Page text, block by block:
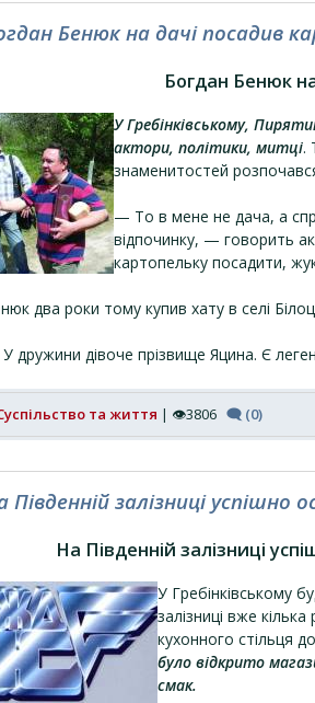
Бенюк на дачі посадив
Богдан Бенюк
У Гребінківському,
актори, політики, митці.
знаменитостей
— То в мене не дача, а
відпочинку, — говорить
картопельку посадити,
два роки тому купив хату в селі
дружини дівоче прізвище Яцина. Є
та життя | 👁3806 🗨 (0)
Південній залізниці успішно
На Південній залізниці
У Гребінківському
залізниці вже
кухонного стільця
було відкрито
смак.